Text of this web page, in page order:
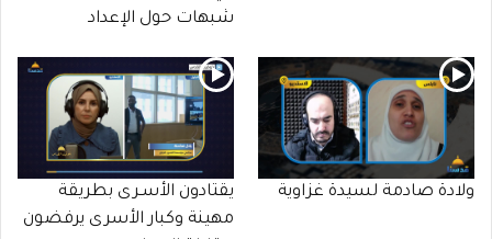
شبهات حول الإعداد
ولادة صادمة لسيدة غزاوية
يقتادون الأسـرى بطريقة
مهينة وكبار الأسرى يرفضون